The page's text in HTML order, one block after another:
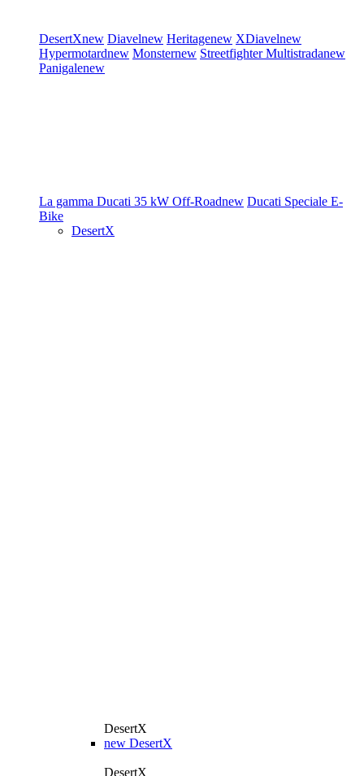
DesertXnew Diavelnew Heritagenew XDiavelnew
Hypermotardnew Monsternew StreetfighterMultistradanew
Panigalenew
La gamma Ducati 35 kW Off-Roadnew Ducati Speciale E-
Bike
DesertX
DesertX
new DesertX
DesertX